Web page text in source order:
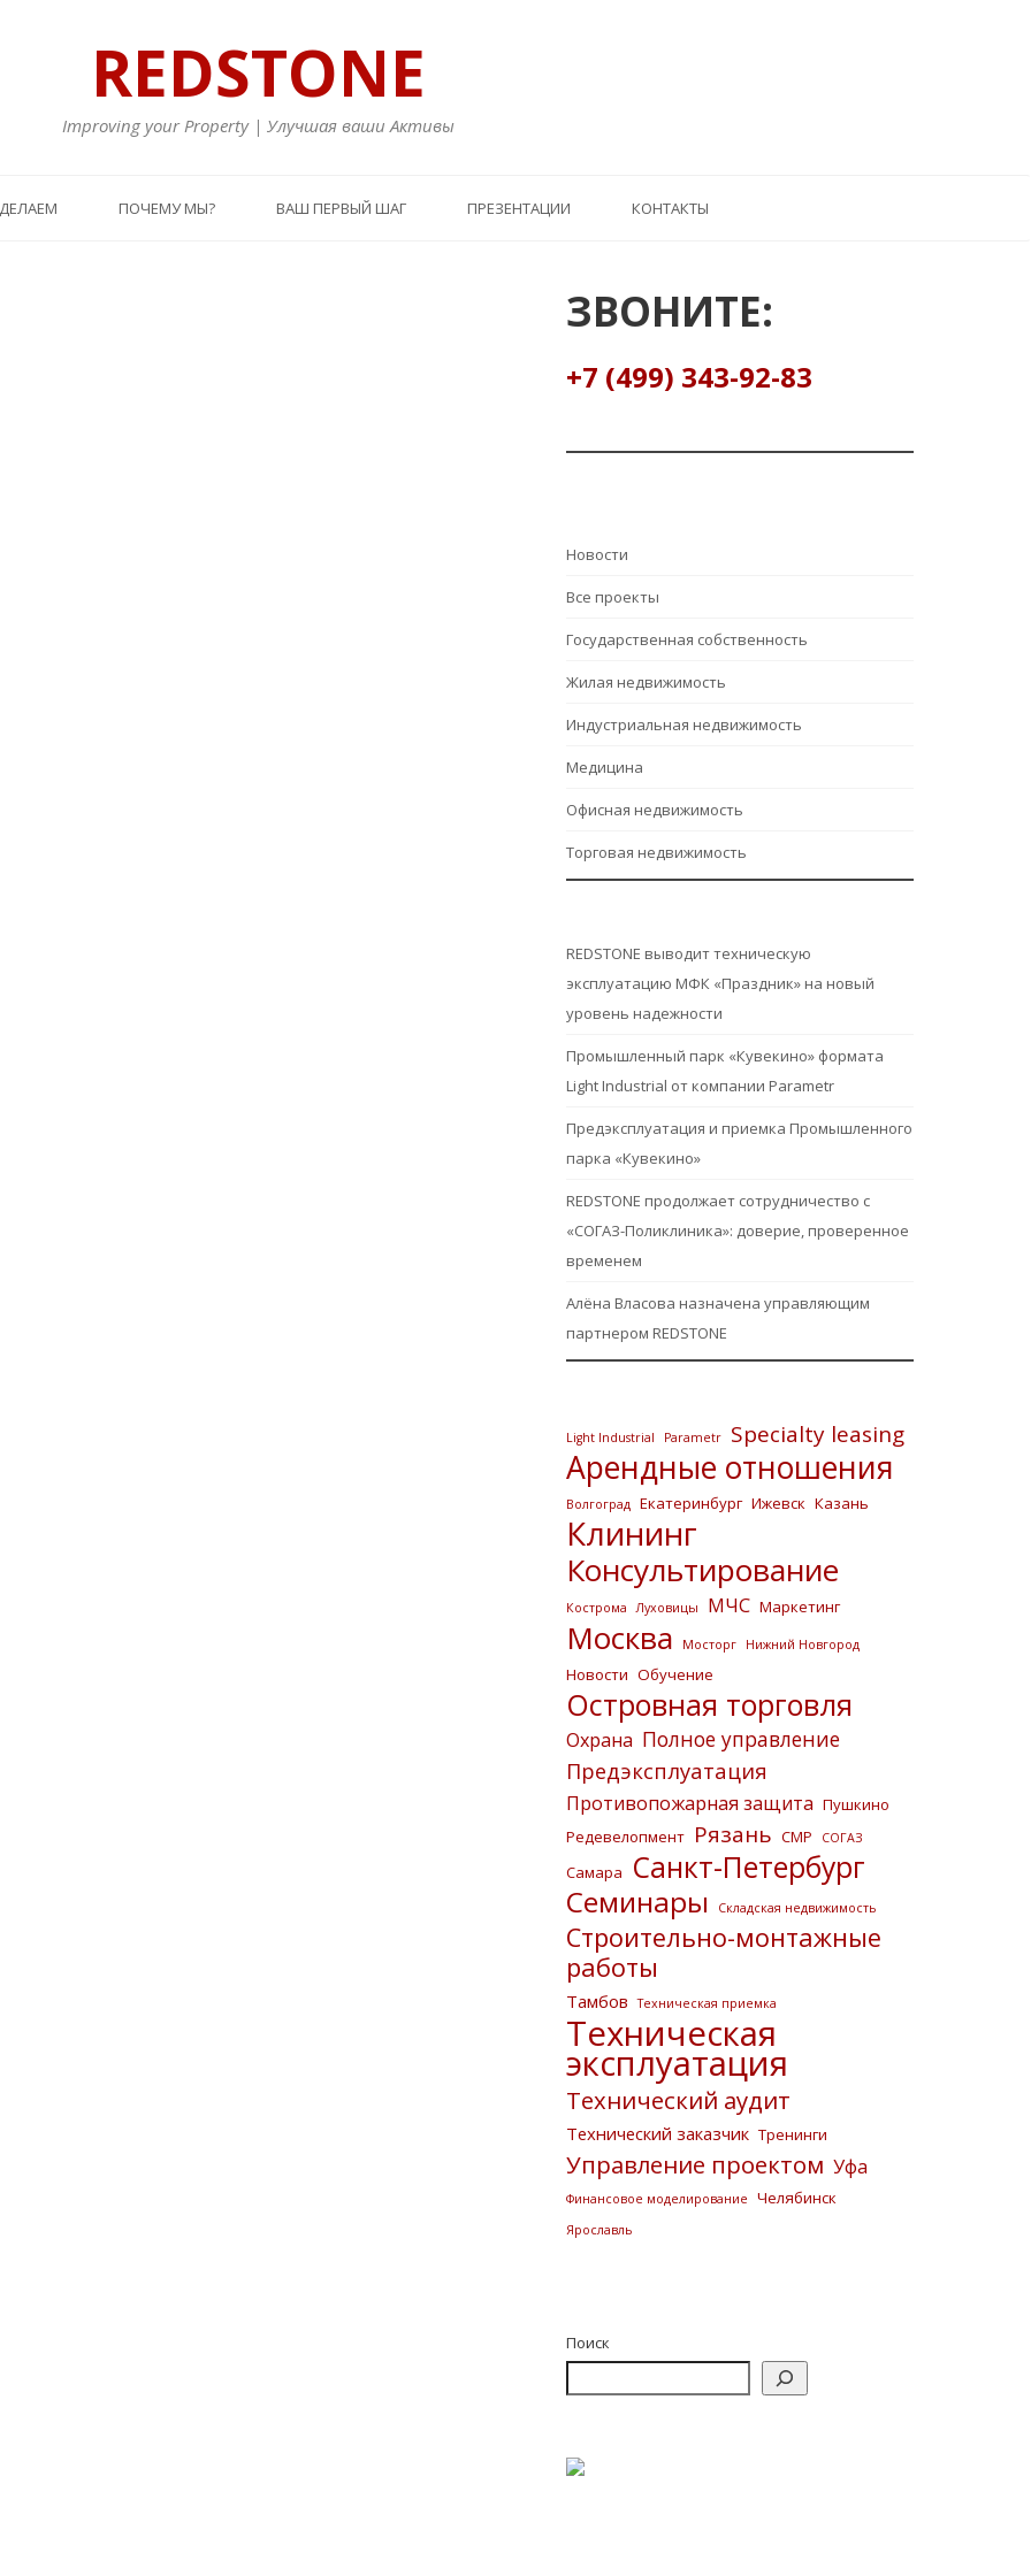
REDSTONE
Improving your Property | Улучшая ваши Активы
ПОЧЕМУ МЫ? ВАШ ПЕРВЫЙ ШАГ ПРЕЗЕНТАЦИИ КОНТАКТЫ
ЗВОНИТЕ:
+7 (499) 343-92-83
Hовости
Все проекты
Государственная собственность
Жилая недвижимость
Индустриальная недвижимость
Медицина
Офисная недвижимость
Торговая недвижимость
REDSTONE выводит техническую
эксплуатацию МФК «Праздник» на новый
уровень надежности
Промышленный парк «Кувекино» формата
Light Industrial от компании Parametr
Предэксплуатация и приемка Промышленного
парка «Кувекино»
REDSTONE продолжает сотрудничество с
«СОГАЗ-Поликлиника»: доверие, проверенное
временем
Алёна Власова назначена управляющим
партнером REDSTONE
Light Industrial Parametr Specialty leasing
Арендные отношения
Волгоград Екатеринбург Ижевск Казань
Клининг
Консультирование
Кострома Луховицы МЧС Маркетинг
Москва Мосторг Нижний Новгород
Новости Обучение
Островная торговля
Охрана Полное управление
Предэксплуатация
Противопожарная защита Пушкино
Редевелопмент Рязань СМР СОГАЗ
Самара
Санкт-Петербург
Семинары
Складская недвижимость
Строительно-монтажные
работы
Тамбов Техническая приемка
Техническая
эксплуатация
Технический аудит
Технический заказчик Тренинги
Управление проектом Уфа
Финансовое моделирование Челябинск
Ярославль
Поиск